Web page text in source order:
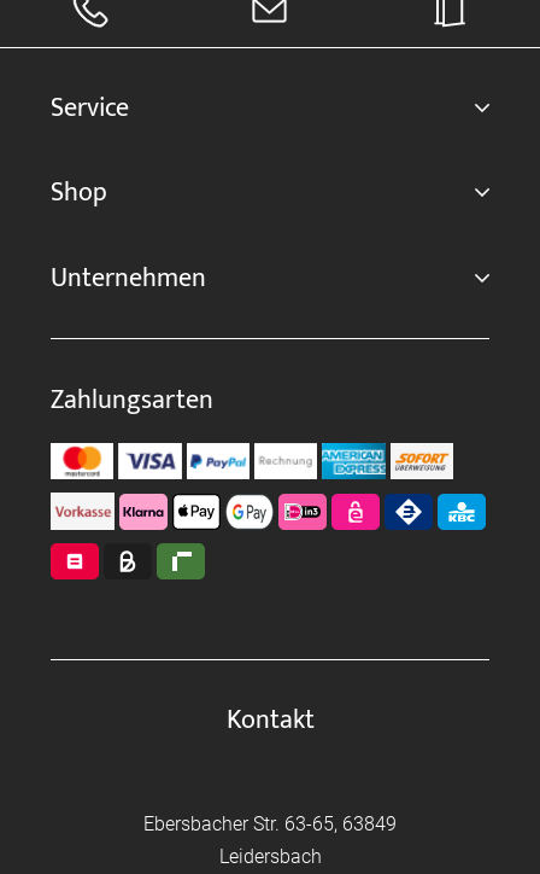
Service
Shop
Unternehmen
Zahlungsarten
Kontakt
Ebersbacher Str. 63-65, 63849
Leidersbach